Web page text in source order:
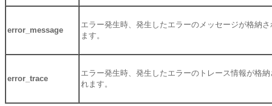
error_message
エラー発生時、発生したエラーのメッセージが格納さ
ます。
error_trace
エラー発生時、発生したエラーのトレース情報が格納
れます。